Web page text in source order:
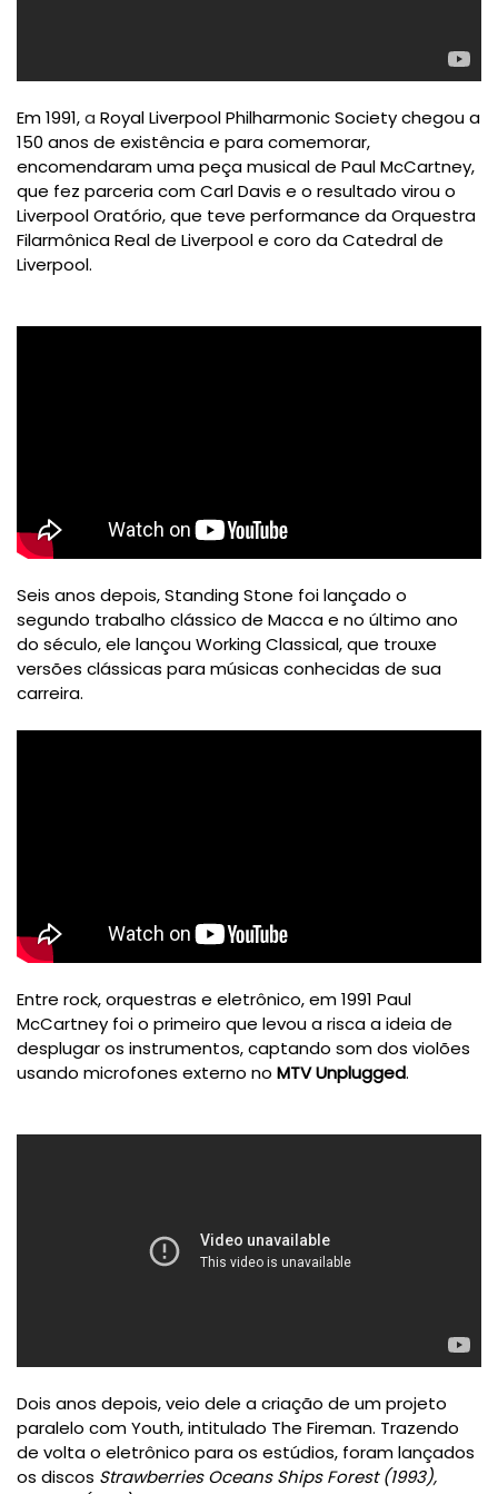
Em 1991,a Royal Liverpool Philharmonic Society chegou a
150 anos de existência e para comemorar,
encomendaram uma peça musical de Paul McCartney,
que fez parceria com Carl Davis e o resultado virou o
Liverpool Oratório, que teve performance da Orquestra
Filarmônica Real de Liverpool e coro da Catedral de
Liverpool.
Seis anos depois, Standing Stone foi lançado o
segundo trabalho clássico de Macca e no último ano
do século, ele lançou Working Classical, que trouxe
versões clássicas para músicas conhecidas de sua
carreira.
Entre rock, orquestras e eletrônico, em 1991 Paul
McCartney foi o primeiro que levou a risca a ideia de
desplugar os instrumentos, captando som dos violões
usando microfones externo no MTV Unplugged.
Dois anos depois, veio dele a criação de um projeto
paralelo com Youth, intitulado The Fireman. Trazendo
de volta o eletrônico para os estúdios, foram lançados
os discos Strawberries Oceans Ships Forest (1993),